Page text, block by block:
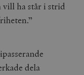
vill ha står i strid
dela